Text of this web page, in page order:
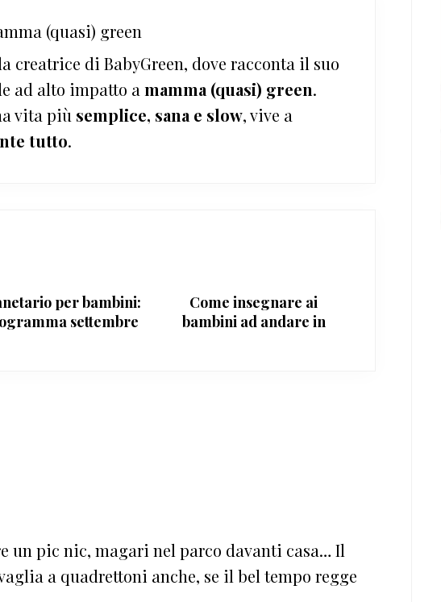
(quasi) green
creatrice di BabyGreen, dove racconta il suo
ad alto impatto a mamma (quasi) green.
vita più semplice, sana e slow, vive a
tutto.
per bambini:
settembre
Come insegnare ai
bambini ad andare in
un pic nic, magari nel parco davanti casa… Il
a quadrettoni anche, se il bel tempo regge